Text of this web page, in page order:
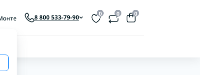
8 800 533-79-90 0 0 0